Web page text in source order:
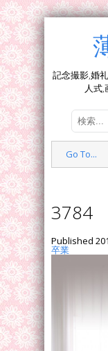
記念撮影,婚
人式
Go To...
3784
Published
卒業